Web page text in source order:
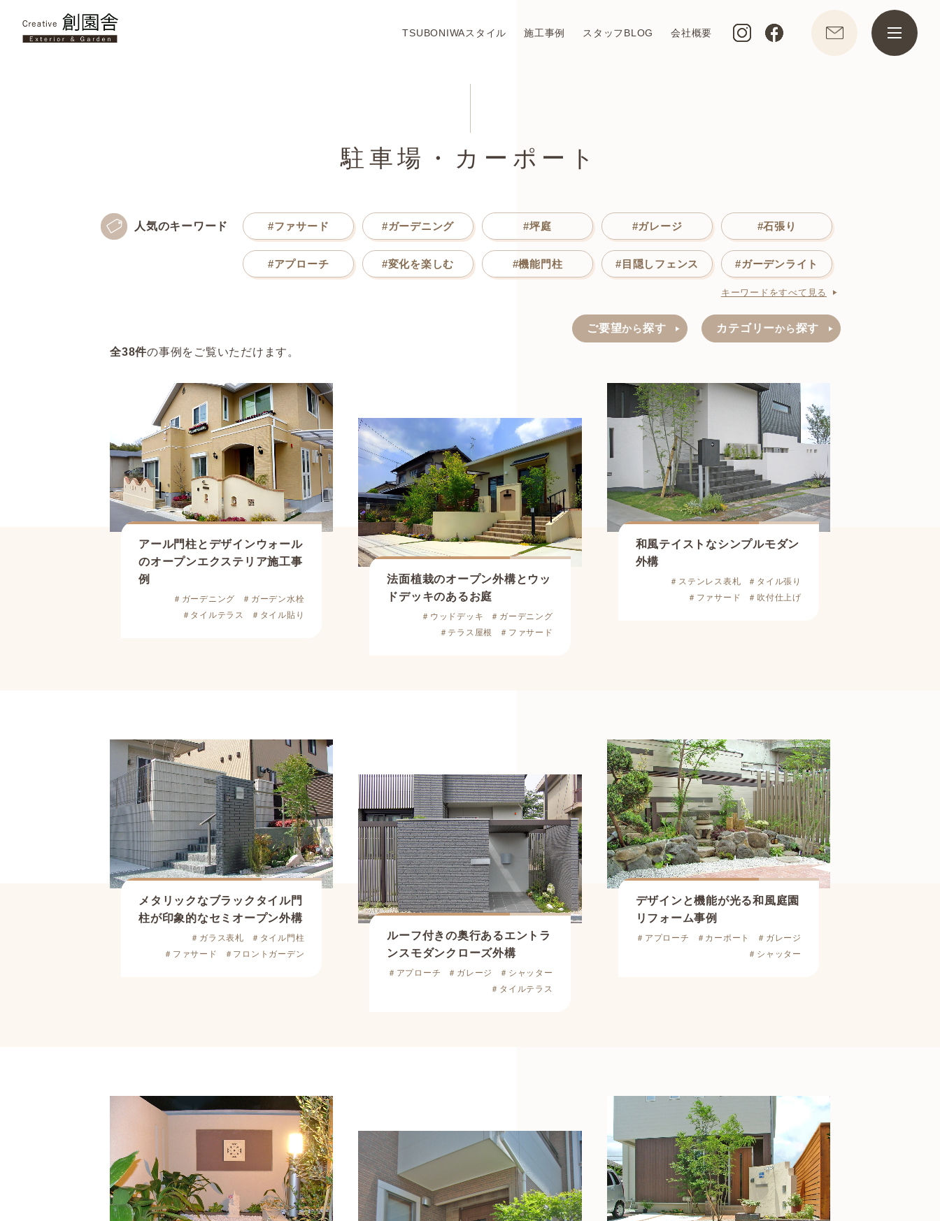
TSUBONIWAスタイル 施工事例 スタッフBLOG 会社概要
駐車場・カーポート
人気のキーワード #ファサード #ガーデニング #坪庭 #ガレージ #石張り
#アプローチ #変化を楽しむ #機能門柱 #目隠しフェンス #ガーデンライト
キーワードをすべて見る
ご要望から探す カテゴリーから探す
全38件の事例をご覧いただけます。
アール門柱とデザインウォール
のオープンエクステリア施工事
例
＃ガーデニング
＃ガーデン水栓
＃タイルテラス
＃タイル貼り
法面植栽のオープン外構とウッ
ドデッキのあるお庭
＃ウッドデッキ
＃ガーデニング
＃テラス屋根
＃ファサード
和風テイストなシンプルモダン
外構
＃ステンレス表札
＃タイル張り
＃ファサード
＃吹付仕上げ
メタリックなブラックタイル門
柱が印象的なセミオープン外構
＃ガラス表札
＃タイル門柱
＃ファサード
＃フロントガーデン
ルーフ付きの奥行あるエントラ
ンスモダンクローズ外構
＃アプローチ ＃ガレージ
＃シャッター
＃タイルテラス
デザインと機能が光る和風庭園
リフォーム事例
＃アプローチ ＃カーポート
＃ガレージ
＃シャッター